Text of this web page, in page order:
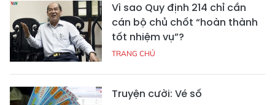
Vì sao Quy định 214 chỉ cần
cán bộ chủ chốt “hoàn thành
tốt nhiệm vụ”?
TRANG CHỦ
Truyện cười: Vé số